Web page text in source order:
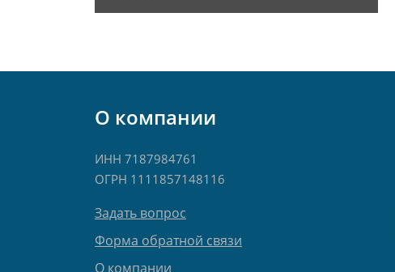
О компании
ИНН 7187984761
ОГРН 1111857148116
Задать вопрос
Форма обратной связи
О компании